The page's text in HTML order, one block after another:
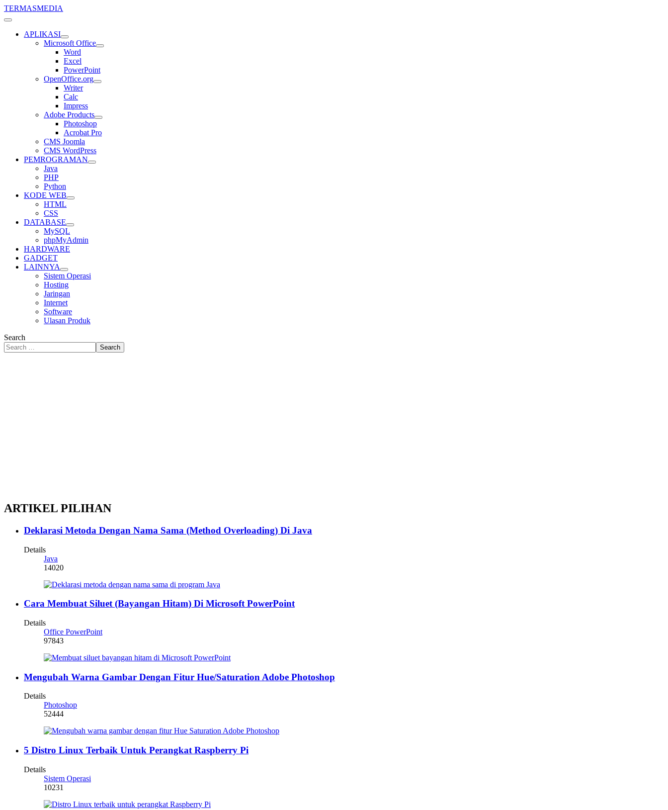
TERMASMEDIA
APLIKASI
Microsoft Office
Word
Excel
PowerPoint
OpenOffice.org
Writer
Calc
Impress
Adobe Products
Photoshop
Acrobat Pro
CMS Joomla
CMS WordPress
PEMROGRAMAN
Java
PHP
Python
KODE WEB
HTML
CSS
DATABASE
MySQL
phpMyAdmin
HARDWARE
GADGET
LAINNYA
Sistem Operasi
Hosting
Jaringan
Internet
Software
Ulasan Produk
Search
Search
ARTIKEL PILIHAN
Deklarasi Metoda Dengan Nama Sama (Method Overloading) Di Java
Details
Java
14020
Cara Membuat Siluet (Bayangan Hitam) Di Microsoft PowerPoint
Details
Office PowerPoint
97843
Mengubah Warna Gambar Dengan Fitur Hue/Saturation Adobe Photoshop
Details
Photoshop
52444
5 Distro Linux Terbaik Untuk Perangkat Raspberry Pi
Details
Sistem Operasi
10231